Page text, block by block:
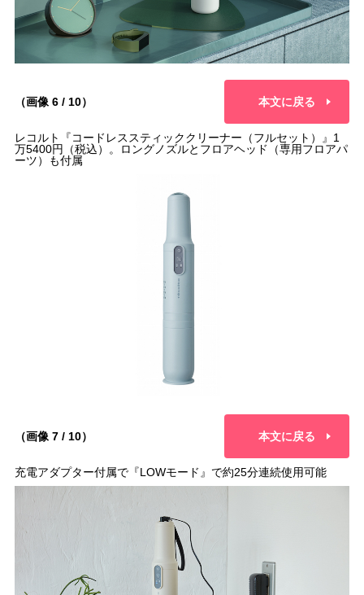
（画像 6 / 10） 本文に戻る
レコルト『コードレススティッククリーナー（フルセット）』1
万5400円（税込）。ロングノズルとフロアヘッド（専用フロアパ
ーツ）も付属
（画像 7 / 10） 本文に戻る
充電アダプター付属で『LOWモード』で約25分連続使用可能